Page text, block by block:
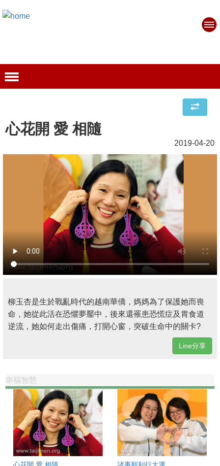
心花開 愛 相隨
2019-04-20
柳玉杏是生於戰亂時代的越南華僑，媽媽為了保護她而喪
命，她從此活在恐懼夢靨中，後來還罹患恐慌症及胃食道
逆流，她如何走出傷痛，打開心窗，突破生命中的關卡?
Line分享
幸福智慧